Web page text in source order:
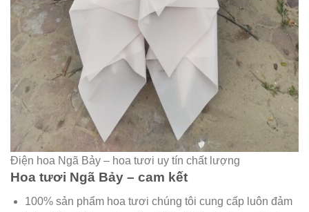
Điện hoa Ngã Bảy – hoa tươi uy tín chất lượng
Hoa tươi Ngã Bảy – cam kết
100% sản phẩm hoa tươi chúng tôi cung cấp luôn đảm